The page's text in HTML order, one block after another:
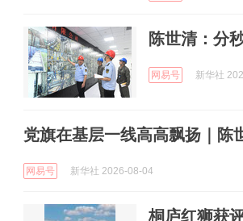
陈世清：分
网易号 新华社
党旗在基层一线高高飘扬｜陈
网易号 新华社 2026-08-04
桐庐红狮获